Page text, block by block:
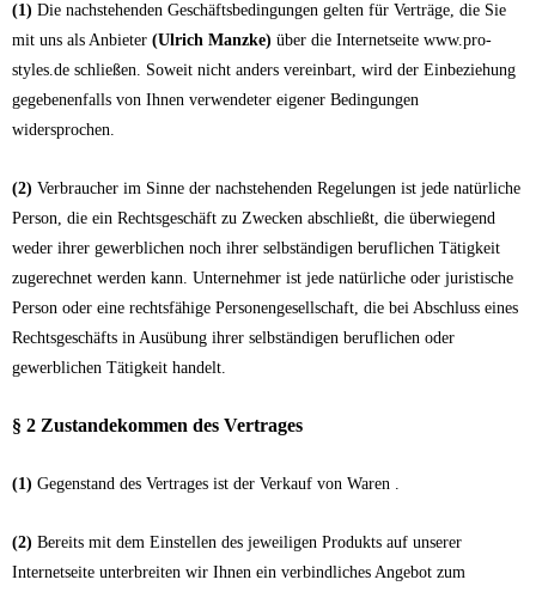
(1) Die nachstehenden Geschäftsbedingungen gelten für Verträge, die Sie
mit uns als Anbieter (Ulrich Manzke) über die Internetseite www.pro-
styles.de schließen. Soweit nicht anders vereinbart, wird der Einbeziehung
gegebenenfalls von Ihnen verwendeter eigener Bedingungen
widersprochen.
(2) Verbraucher im Sinne der nachstehenden Regelungen ist jede natürliche
Person, die ein Rechtsgeschäft zu Zwecken abschließt, die überwiegend
weder ihrer gewerblichen noch ihrer selbständigen beruflichen Tätigkeit
zugerechnet werden kann. Unternehmer ist jede natürliche oder juristische
Person oder eine rechtsfähige Personengesellschaft, die bei Abschluss eines
Rechtsgeschäfts in Ausübung ihrer selbständigen beruflichen oder
gewerblichen Tätigkeit handelt.
§ 2 Zustandekommen des Vertrages
(1) Gegenstand des Vertrages ist der Verkauf von Waren .
(2) Bereits mit dem Einstellen des jeweiligen Produkts auf unserer
Internetseite unterbreiten wir Ihnen ein verbindliches Angebot zum